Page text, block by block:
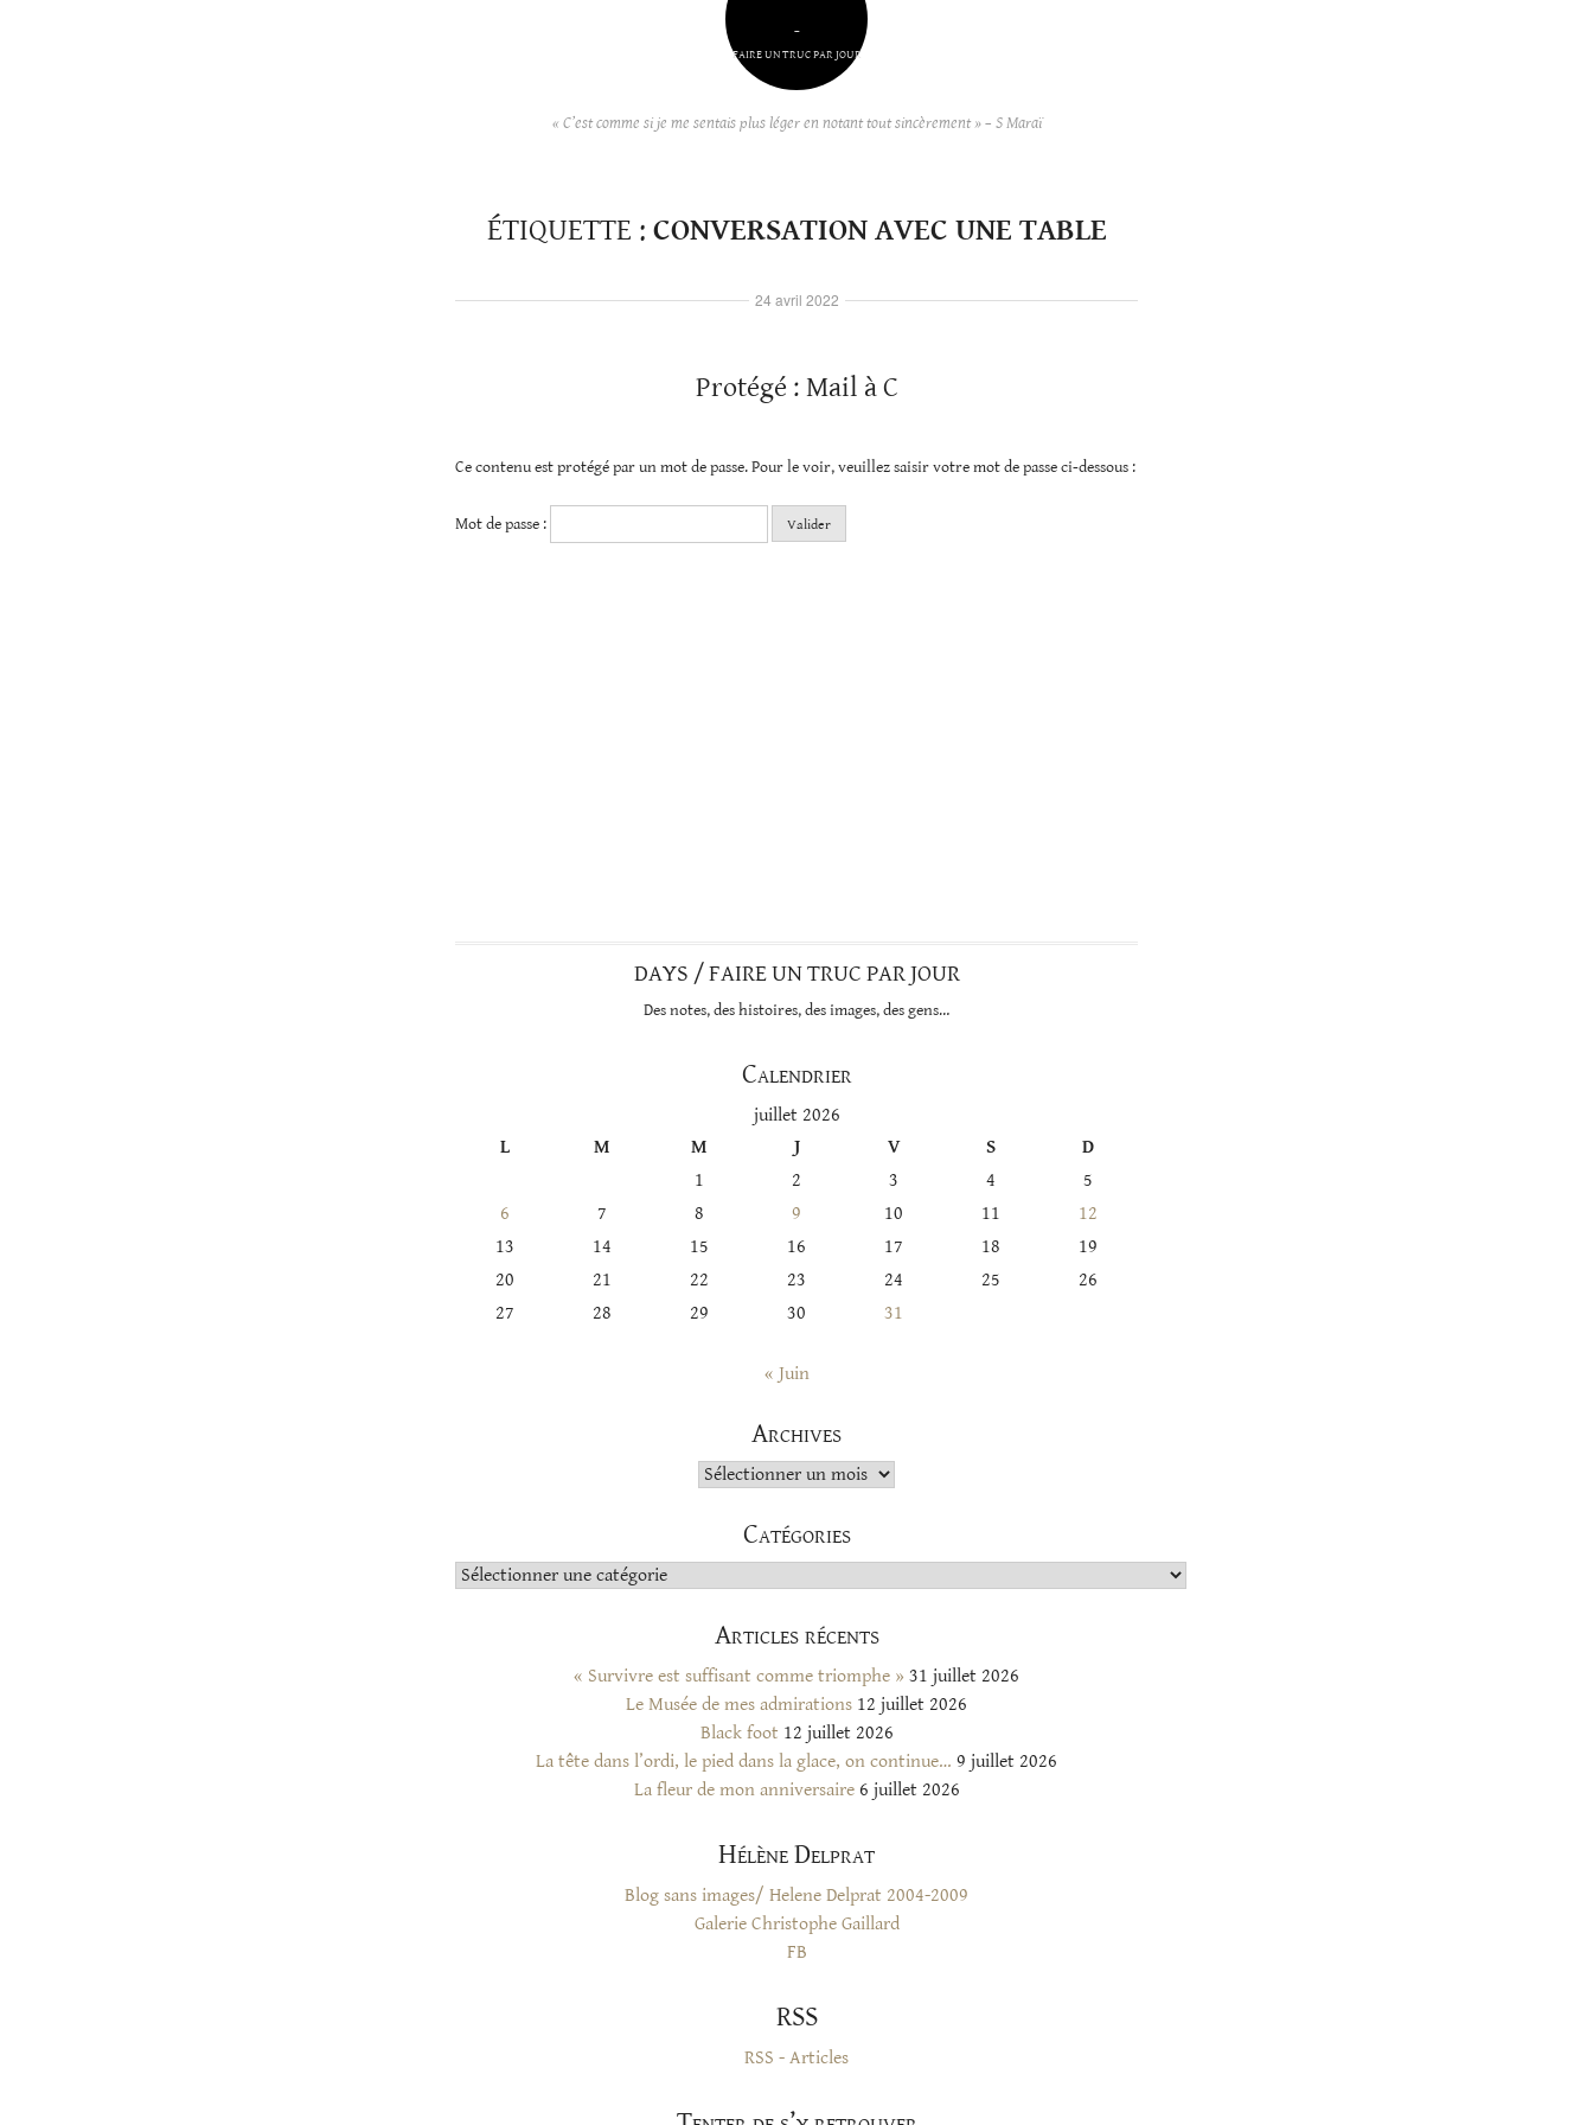
–
FAIRE UN TRUC PAR JOUR
« C’est comme si je me sentais plus léger en notant tout sincèrement » – S Maraï
ÉTIQUETTE : CONVERSATION AVEC UNE TABLE
Protégé : Mail à C
Ce contenu est protégé par un mot de passe. Pour le voir, veuillez saisir votre mot de passe ci-dessous :
Mot de passe :
24 avril 2022
DAYS / FAIRE UN TRUC PAR JOUR
Des notes, des histoires, des images, des gens…
Calendrier
juillet 2026
L
M M J V S
D
1
2 3 4
5
6
7 8 9 10 11
12
13
14 15 16 17 18
19
20
21 22 23 24 25
26
27
28 29 30 31
« Juin
Archives
Archives
Catégories
Catégories
Articles récents
« Survivre est suffisant comme triomphe » 31 juillet 2026
Le Musée de mes admirations 12 juillet 2026
Black foot 12 juillet 2026
La tête dans l’ordi, le pied dans la glace, on continue… 9 juillet 2026
La fleur de mon anniversaire 6 juillet 2026
Hélène Delprat
Blog sans images/ Helene Delprat 2004-2009
Galerie Christophe Gaillard
FB
RSS
RSS - Articles